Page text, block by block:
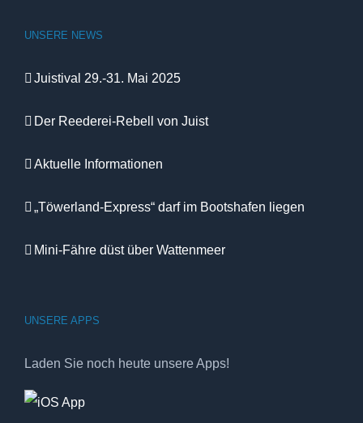
UNSERE NEWS
Juistival 29.-31. Mai 2025
Der Reederei-Rebell von Juist
Aktuelle Informationen
„Töwerland-Express“ darf im Bootshafen liegen
Mini-Fähre düst über Wattenmeer
UNSERE APPS
Laden Sie noch heute unsere Apps!